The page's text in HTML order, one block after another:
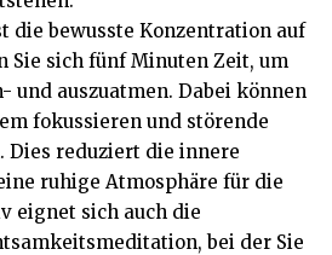
die bewusste Konzentration auf
Sie sich fünf Minuten Zeit, um
und auszuatmen. Dabei können
fokussieren und störende
Dies reduziert die innere
ruhige Atmosphäre für die
eignet sich auch die
bei der Sie